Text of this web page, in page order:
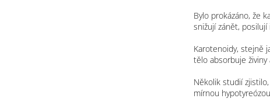
Bylo prokázáno, že
snižují zánět,
Karotenoidy, stejně
tělo absorbuje živiny
Několik studií
mírnou